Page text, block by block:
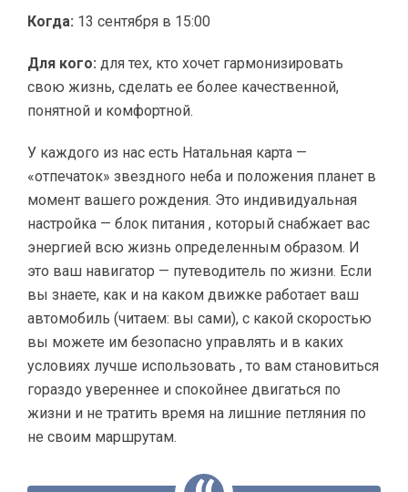
Когда: 13 сентября в 15:00
Для кого: для тех, кто хочет гармонизировать
свою жизнь, сделать ее более качественной,
понятной и комфортной.
У каждого из нас есть Натальная карта —
«отпечаток» звездного неба и положения планет в
момент вашего рождения. Это индивидуальная
настройка — блок питания , который снабжает вас
энергией всю жизнь определенным образом. И
это ваш навигатор — путеводитель по жизни. Если
вы знаете, как и на каком движке работает ваш
автомобиль (читаем: вы сами), с какой скоростью
вы можете им безопасно управлять и в каких
условиях лучше использовать , то вам становиться
гораздо увереннее и спокойнее двигаться по
жизни и не тратить время на лишние петляния по
не своим маршрутам.